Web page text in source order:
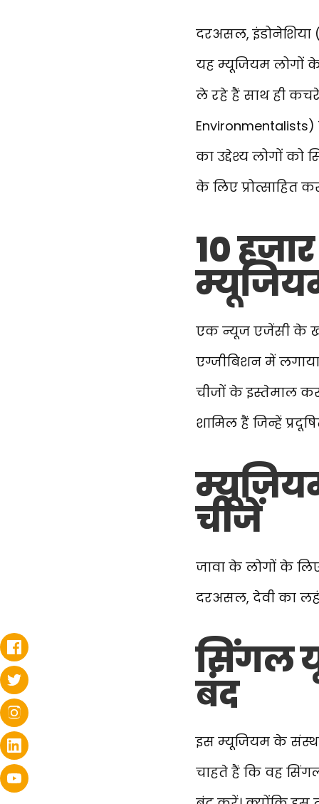
दरअसल, इंडोनेशिया
यह म्यूजियम लोगों
ले रहे हैं साथ ही कचरे
का उद्देश्य लोगों
के लिए प्रोत्साहित
10
एक न्यूज एजेंसी के
एग्जीबिशन में
चीजों के इस्तेमाल
शामिल हैं जिन्हें
चीजें
जावा के लोगों के लिए
दरअसल, देवी का
सिंगल
बंद
इस म्यूजियम के
चाहते हैं कि वह